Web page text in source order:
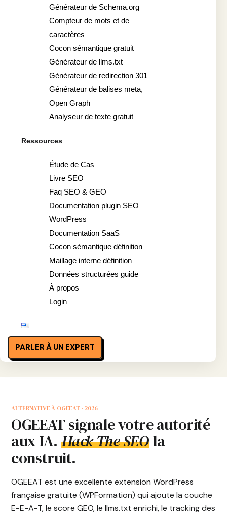
Générateur de Schema.org
Compteur de mots et de
caractères
Cocon sémantique gratuit
Générateur de llms.txt
Générateur de redirection 301
Générateur de balises meta,
Open Graph
Analyseur de texte gratuit
Ressources
Étude de Cas
Livre SEO
Faq SEO & GEO
Documentation plugin SEO
WordPress
Documentation SaaS
Cocon sémantique définition
Maillage interne définition
Données structurées guide
À propos
Login
PARLER À UN EXPERT
ALTERNATIVE À OGEEAT · 2026
OGEEAT signale votre autorité
aux IA. Hack The SEO la
construit.
OGEEAT est une excellente extension WordPress
française gratuite (WPFormation) qui ajoute la couche
E-E-A-T, le score GEO, le llms.txt enrichi, le tracking des